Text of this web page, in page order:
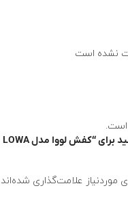
نشده است
است.
اولین نفری باشید که دیدگاهی را ارسال می کنید برای “کفش لووا مدل LOWA
علامت‌گذاری شده‌اند